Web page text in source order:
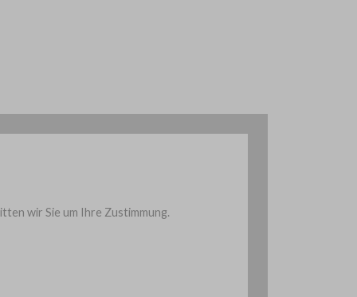
wir Sie um Ihre Zustimmung.